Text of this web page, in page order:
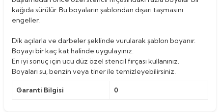
kağıda sürülür. Bu boyaların şablondan dışarı taşmasını
engeller.
Dik açılarla ve darbeler şeklinde vurularak şablon boyanır.
Boyayı bir kaç kat halinde uygulayınız.
En iyi sonuç için ucu düz özel stencil fırçası kullanınız.
Boyaları su, benzin veya tiner ile temizleyebilirsiniz.
Garanti Bilgisi 0